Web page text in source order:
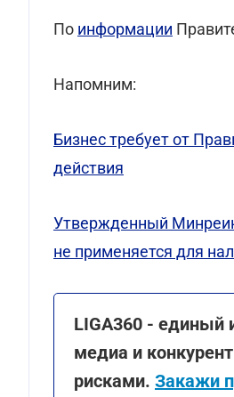
По информации
Напомним:
Бизнес требует от
действия
Утвержденный
не применяется для
LIGA360 - единый
медиа и
рисками. Закажи